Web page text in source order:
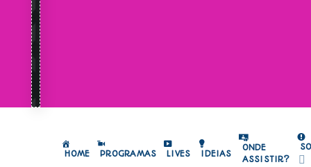
HOME PROGRAMAS LIVES IDEIAS
ONDE
ASSISTIR?